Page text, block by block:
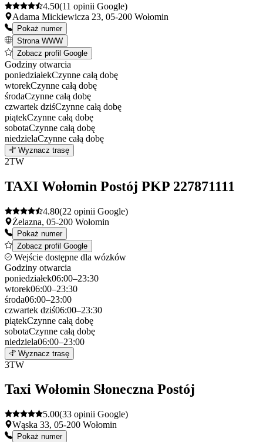
4.50(11 opinii Google)
Adama Mickiewicza 23, 05-200 Wołomin
Pokaż numer
Strona WWW
Zobacz profil Google
Godziny otwarcia
poniedziałekCzynne całą dobę
wtorekCzynne całą dobę
środaCzynne całą dobę
czwartek dziśCzynne całą dobę
piątekCzynne całą dobę
sobotaCzynne całą dobę
niedzielaCzynne całą dobę
+
Wyznacz trasę
2TW
TAXI Wołomin Postój PKP 227871111
4.80(22 opinii Google)
Żelazna, 05-200 Wołomin
Pokaż numer
Zobacz profil Google
Wejście dostępne dla wózków
Godziny otwarcia
poniedziałek06:00–23:30
wtorek06:00–23:30
środa06:00–23:00
czwartek dziś06:00–23:30
piątekCzynne całą dobę
sobotaCzynne całą dobę
niedziela06:00–23:00
+
Wyznacz trasę
3TW
Taxi Wołomin Słoneczna Postój
5.00(33 opinii Google)
Wąska 33, 05-200 Wołomin
Pokaż numer